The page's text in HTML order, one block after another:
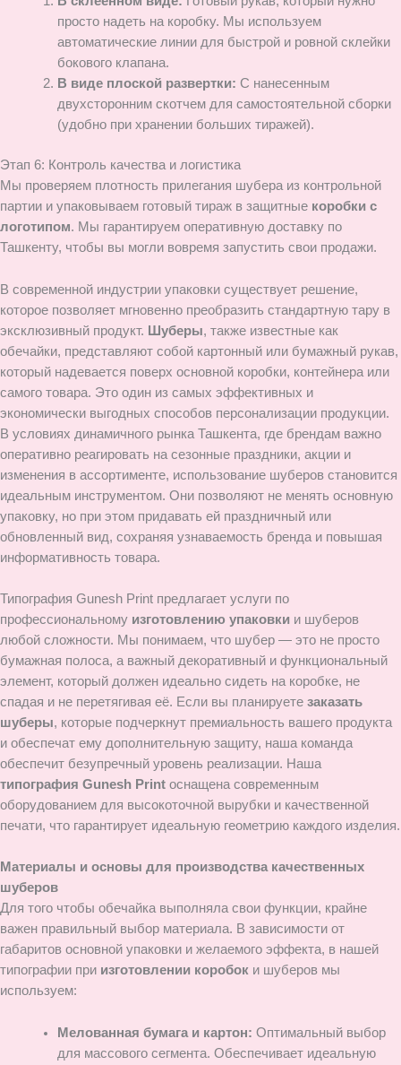
просто надеть на коробку. Мы используем
автоматические линии для быстрой и ровной склейки
бокового клапана.
В виде плоской развертки: С нанесенным
двухсторонним скотчем для самостоятельной сборки
(удобно при хранении больших тиражей).
Этап 6: Контроль качества и логистика
Мы проверяем плотность прилегания шубера из контрольной
партии и упаковываем готовый тираж в защитные коробки с
логотипом. Мы гарантируем оперативную доставку по
Ташкенту, чтобы вы могли вовремя запустить свои продажи.
В современной индустрии упаковки существует решение,
которое позволяет мгновенно преобразить стандартную тару в
эксклюзивный продукт. Шуберы, также известные как
обечайки, представляют собой картонный или бумажный рукав,
который надевается поверх основной коробки, контейнера или
самого товара. Это один из самых эффективных и
экономически выгодных способов персонализации продукции.
В условиях динамичного рынка Ташкента, где брендам важно
оперативно реагировать на сезонные праздники, акции и
изменения в ассортименте, использование шуберов становится
идеальным инструментом. Они позволяют не менять основную
упаковку, но при этом придавать ей праздничный или
обновленный вид, сохраняя узнаваемость бренда и повышая
информативность товара.
Типография Gunesh Print предлагает услуги по
профессиональному изготовлению упаковки и шуберов
любой сложности. Мы понимаем, что шубер — это не просто
бумажная полоса, а важный декоративный и функциональный
элемент, который должен идеально сидеть на коробке, не
спадая и не перетягивая её. Если вы планируете заказать
шуберы, которые подчеркнут премиальность вашего продукта
и обеспечат ему дополнительную защиту, наша команда
обеспечит безупречный уровень реализации. Наша
типография Gunesh Print оснащена современным
оборудованием для высокоточной вырубки и качественной
печати, что гарантирует идеальную геометрию каждого изделия.
Материалы и основы для производства качественных
шуберов
Для того чтобы обечайка выполняла свои функции, крайне
важен правильный выбор материала. В зависимости от
габаритов основной упаковки и желаемого эффекта, в нашей
типографии при изготовлении коробок и шуберов мы
используем:
Мелованная бумага и картон: Оптимальный выбор
для массового сегмента. Обеспечивает идеальную